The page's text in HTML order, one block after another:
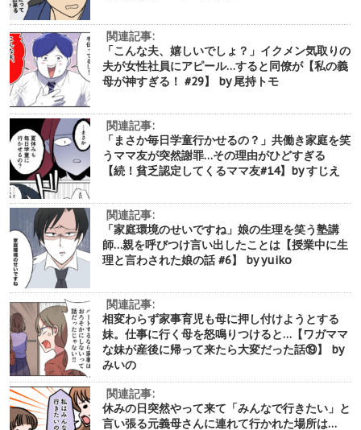
関連記事:
「こんな夫、嬉しいでしょ？」イクメン気取りの
夫が女性社員にアピール…すると同僚が【私の義
母が神すぎる！ #29】 by 尾持トモ
関連記事:
「まさか毎日学童行かせるの？」共働き家庭を笑
うママ友が突然謝罪…その理由がひどすぎる
【続！貧乏認定してくるママ友#14】by すじえ
関連記事:
「家庭環境のせいですね」娘の生理を笑う塾講
師…親を呼びつけ言い出したことは【授業中に生
理と言わされた娘の話 #6】 by yuiko
関連記事:
相変わらず家事育児も母に押し付けようとする
妹。仕事に行く母を怒鳴りつけると…【ワガママ
な妹が産後に帰って来たら大変だった話⑲】 by
みいの
関連記事:
休みの日突然やって来て「みんなで行きたい」と
言い張る元義母さんに連れて行かれた場所は…